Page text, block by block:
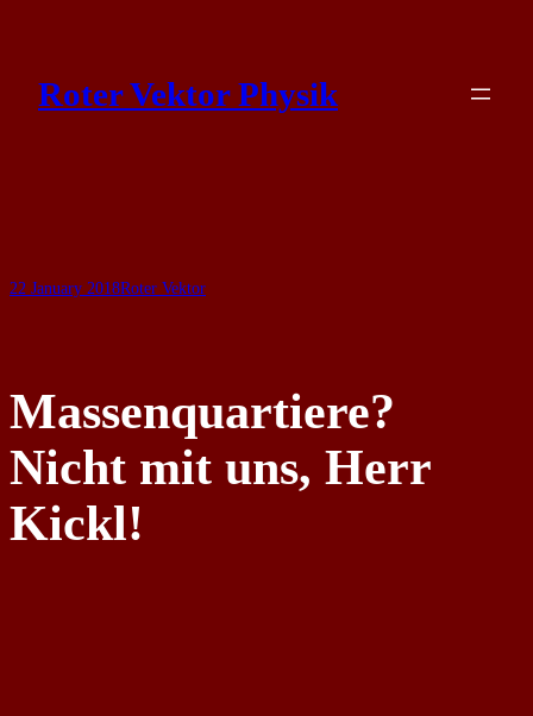
content
Roter Vektor Physik
22 January 2018Roter Vektor
Massenquartiere?
Nicht mit uns, Herr
Kickl!